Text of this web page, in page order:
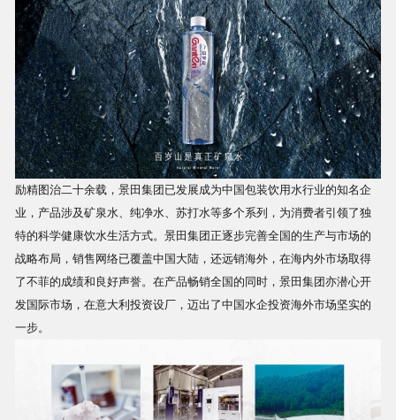
饮用水分类
商品相册
配送站点
励精图治二十余载，景田集团已发展成为中国包装饮用水行业的知名企
业，产品涉及矿泉水、纯净水、苏打水等多个系列，为消费者引领了独
特的科学健康饮水生活方式。景田集团正逐步完善全国的生产与市场的
战略布局，销售网络已覆盖中国大陆，还远销海外，在海内外市场取得
了不菲的成绩和良好声誉。在产品畅销全国的同时，景田集团亦潜心开
发国际市场，在意大利投资设厂，迈出了中国水企投资海外市场坚实的
一步。